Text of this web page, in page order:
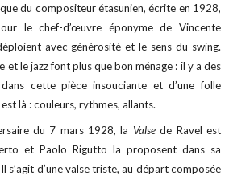
du compositeur étasunien, écrite en 1928,
le chef-d’œuvre éponyme de Vincente
avec générosité et le sens du swing.
et le jazz font plus que bon ménage : il y a des
cette pièce insouciante et d’une folle
là : couleurs, rythmes, allants.
du 7 mars 1928, la Valsede Ravel est
et Paolo Rigutto la proposent dans sa
s’agit d’une valse triste, au départ composée